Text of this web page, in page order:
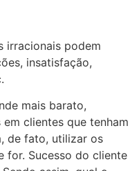
irracionais podem
insatisfação,
mais barato,
clientes que tenham
de fato, utilizar os
for. Sucesso do cliente